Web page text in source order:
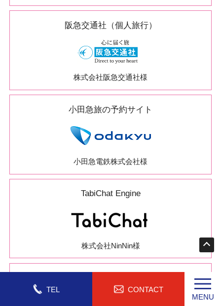
阪急交通社（個人旅行）
株式会社阪急交通社様
小田急旅の予約サイト
小田急電鉄株式会社様
TabiChat Engine
株式会社NinNin様
TEL
CONTACT
MENU